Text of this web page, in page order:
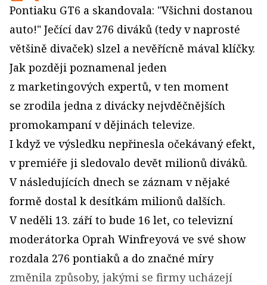
Pontiaku GT6 a skandovala: "Všichni dostanou
auto!" Ječící dav 276 diváků (tedy v naprosté
většině divaček) slzel a nevěřícně mával klíčky.
Jak později poznamenal jeden
z marketingových expertů, v ten moment
se zrodila jedna z divácky nejvděčnějších
promokampaní v dějinách televize.
I když ve výsledku nepřinesla očekávaný efekt,
v premiéře ji sledovalo devět milionů diváků.
V následujících dnech se záznam v nějaké
formě dostal k desítkám milionů dalších.
V neděli 13. září to bude 16 let, co televizní
moderátorka Oprah Winfreyová ve své show
rozdala 276 pontiaků a do značné míry
změnila způsoby, jakými se firmy ucházejí